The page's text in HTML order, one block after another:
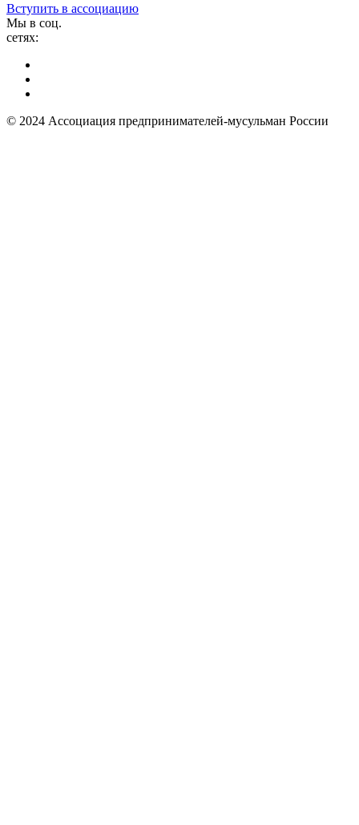
Вступить в ассоциацию
Мы в соц.
сетях:
© 2024 Ассоциация предпринимателей-мусульман России